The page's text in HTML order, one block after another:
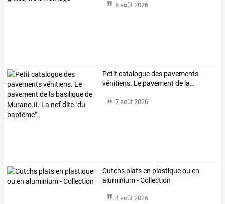
6 août 2026
Petit cataloguedes pavements
vénitiens. Le pavement de la…
7 août 2026
Cutchs plats en plastique ou en
aluminium - Collection
4 août 2026